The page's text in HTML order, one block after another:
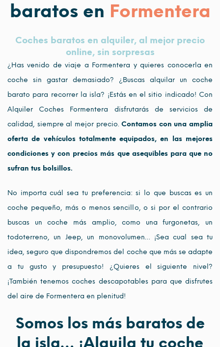
baratos en Formentera
Coches baratos en alquiler, al mejor precio
online, sin sorpresas
¿Has venido de viaje a Formentera y quieres conocerla en
coche sin gastar demasiado? ¿Buscas alquilar un coche
barato para recorrer la isla? ¡Estás en el sitio indicado! Con
Alquiler Coches Formentera disfrutarás de servicios de
calidad, siempre al mejor precio.Contamos con una amplia
oferta de vehículos totalmente equipados, en las mejores
condiciones y con precios más que asequibles para que no
sufran tus bolsillos.
No importa cuál sea tu preferencia: si lo que buscas es un
coche pequeño, más o menos sencillo, o si por el contrario
buscas un coche más amplio, como una furgonetas, un
todoterreno, un Jeep, un monovolumen… ¡Sea cual sea tu
idea, seguro que dispondremos del coche que más se adapte
a tu gusto y presupuesto! ¿Quieres el siguiente nivel?
¡También tenemos coches descapotables para que disfrutes
del aire de Formentera en plenitud!
Somos los más baratos de
la isla… ¡Alquila tu coche